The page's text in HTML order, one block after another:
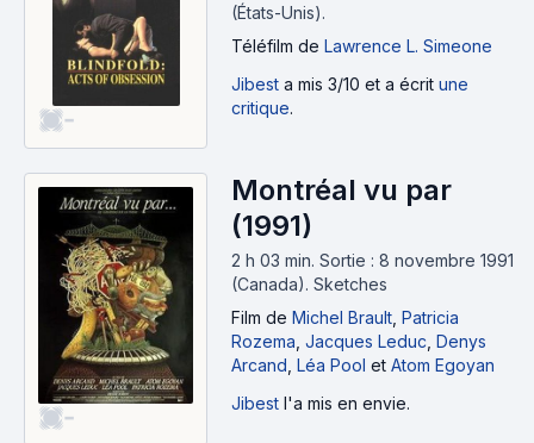
-
(États-Unis).
Téléfilm de Lawrence L. Simeone
Jibest a mis 3/10 et a écrit une
critique.
-
Montréal vu par
(1991)
2 h 03 min. Sortie : 8 novembre 1991
(Canada). Sketches
Film de Michel Brault Patricia
Rozema Jacques Leduc Denys
Arcand Léa Pool et Atom Egoyan
Jibest l'a mis en envie.